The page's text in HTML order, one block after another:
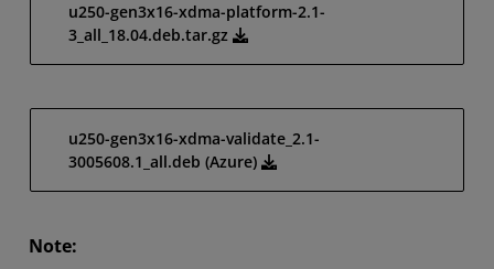
u250-gen3x16-xdma-platform-2.1-
3_all_18.04.deb.tar.gz
u250-gen3x16-xdma-validate_2.1-
3005608.1_all.deb (Azure)
Note: